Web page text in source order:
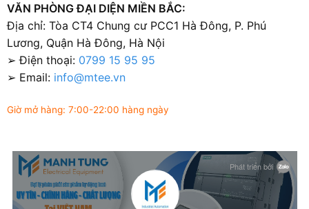
VĂN PHÒNG ĐẠI DIỆN MIỀN BẮC:
Địa chỉ: Tòa CT4 Chung cư PCC1 Hà Đông, P. Phú
Lương, Quận Hà Đông, Hà Nội
➢ Điện thoại: 0799 15 95 95
➢ Email: info@mtee.vn
Giờ mở hàng: 7:00-22:00 hàng ngày